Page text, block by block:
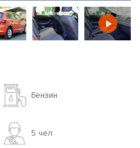
Бензин
5 чел